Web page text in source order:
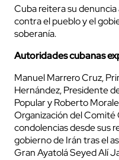
Cuba reitera su
contra el pueblo y el
soberanía.
Autoridades cubanas
Manuel Marrero Cruz,
Hernández, Presidente
Popular y Roberto
Organización del Comité
condolencias desde sus
gobierno de Irán tras el
Gran Ayatolá Seyed Alí